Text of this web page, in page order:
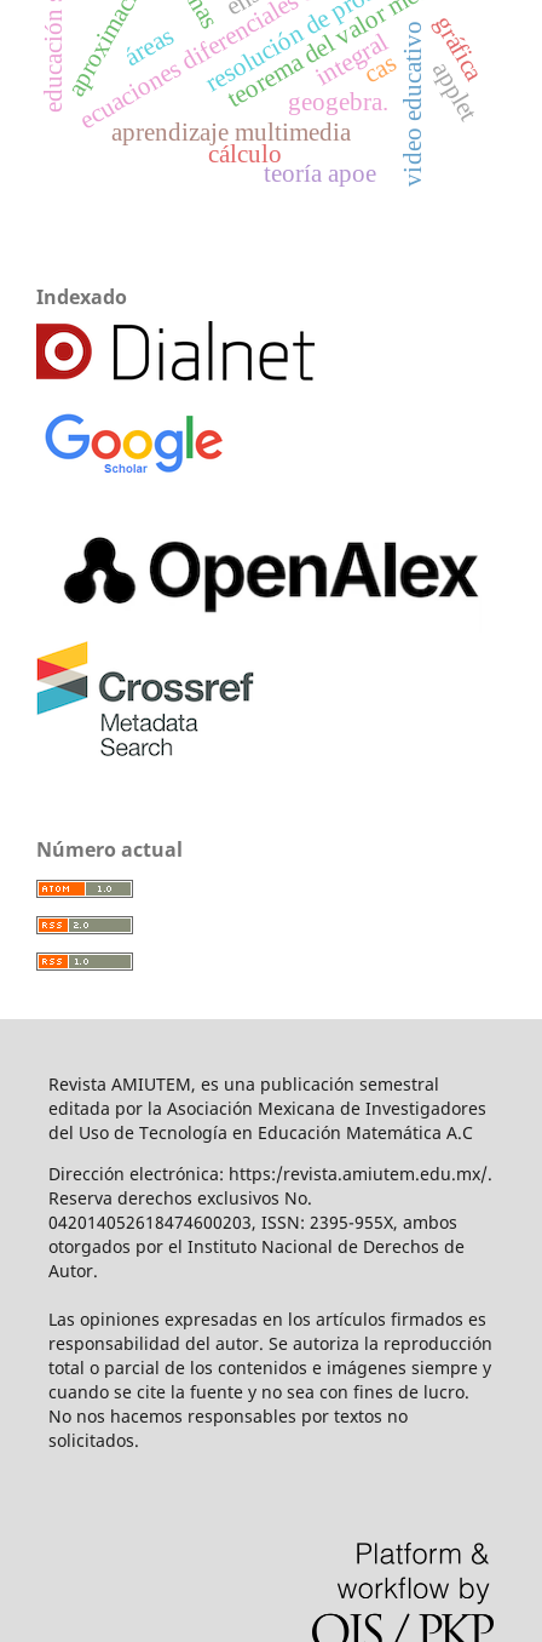
geogebra. video educativo
aprendizaje multimedia
áreas
aproximación teorema del valor medio
integral
cálculo
teoría apoe
gráfica
applet
cas
Indexado
Número actual
Revista AMIUTEM, es una publicación semestral
editada por la Asociación Mexicana de Investigadores
del Uso de Tecnología en Educación Matemática A.C
Dirección electrónica: https:/revista.amiutem.edu.mx/.
Reserva derechos exclusivos No.
042014052618474600203, ISSN: 2395-955X, ambos
otorgados por el Instituto Nacional de Derechos de
Autor.
Las opiniones expresadas en los artículos firmados es
responsabilidad del autor. Se autoriza la reproducción
total o parcial de los contenidos e imágenes siempre y
cuando se cite la fuente y no sea con fines de lucro.
No nos hacemos responsables por textos no
solicitados.